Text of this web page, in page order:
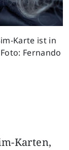
Karte ist in
Fernando
Karten,